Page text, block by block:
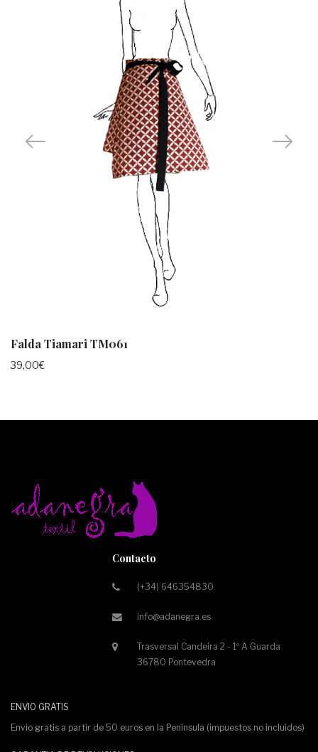
Falda Tiamari TM061
39,00€
Contacto
(+34) 646354830
info@adanegra.es
Trasversal Candeira 2 - 1º A Guarda
36780 Pontevedra
ENVIO GRATIS
Envio gratis a partir de 50 euros en la Península (impuestos no incluidos)